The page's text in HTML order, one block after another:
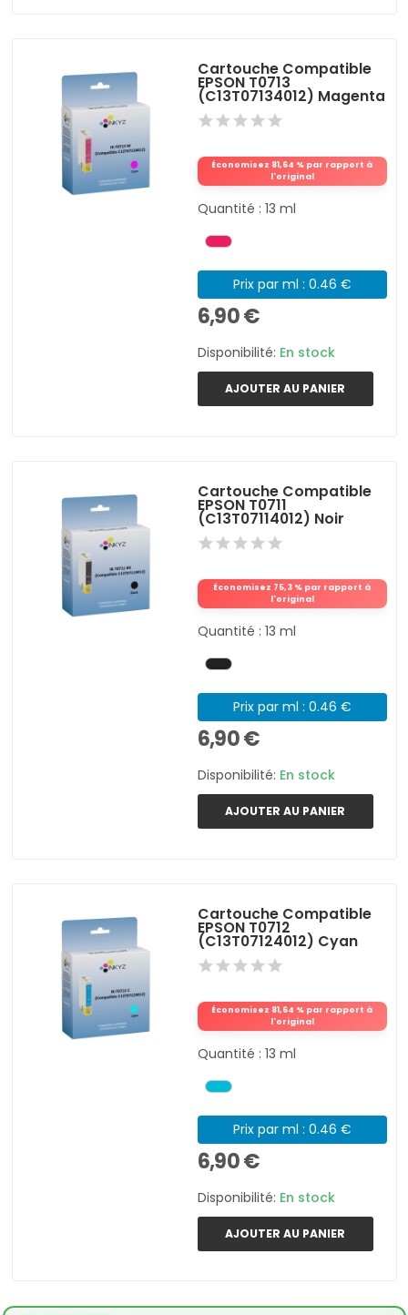
Cartouche Compatible
EPSON T0713
(C13T07134012) Magenta
Économisez 81,64 % par rapport à
l'original
Quantité : 13 ml
Prix par ml : 0.46 €
6,90 €
Disponibilité: En stock
AJOUTER AU PANIER
Cartouche Compatible
EPSON T0711
(C13T07114012) Noir
Économisez 75,3 % par rapport à
l'original
Quantité : 13 ml
Prix par ml : 0.46 €
6,90 €
Disponibilité: En stock
AJOUTER AU PANIER
Cartouche Compatible
EPSON T0712
(C13T07124012) Cyan
Économisez 81,64 % par rapport à
l'original
Quantité : 13 ml
Prix par ml : 0.46 €
6,90 €
Disponibilité: En stock
AJOUTER AU PANIER